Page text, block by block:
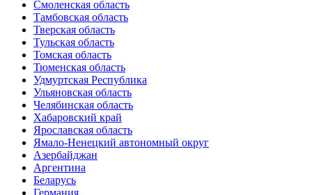
Смоленская область
Тамбовская область
Тверская область
Тульская область
Томская область
Тюменская область
Удмуртская Республика
Ульяновская область
Челябинская область
Хабаровский край
Ярославская область
Ямало-Ненецкий автономный округ
Азербайджан
Аргентина
Беларусь
Германия